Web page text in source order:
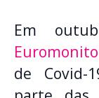
Em
de Covid-